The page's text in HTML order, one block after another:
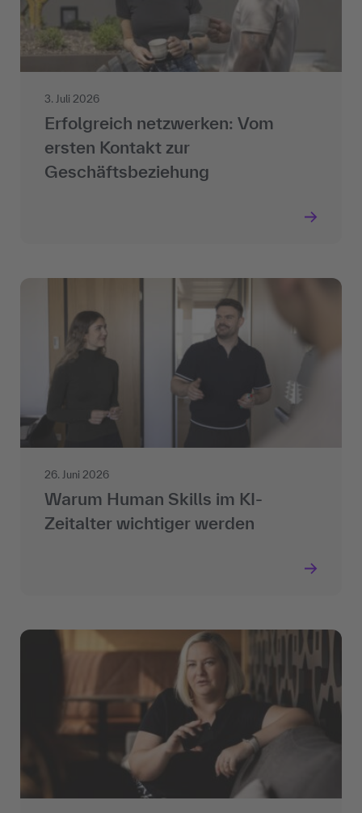
3. Juli 2026
Erfolgreich netzwerken: Vom
ersten Kontakt zur
Geschäftsbeziehung
26. Juni 2026
Warum Human Skills im KI-
Zeitalter wichtiger werden